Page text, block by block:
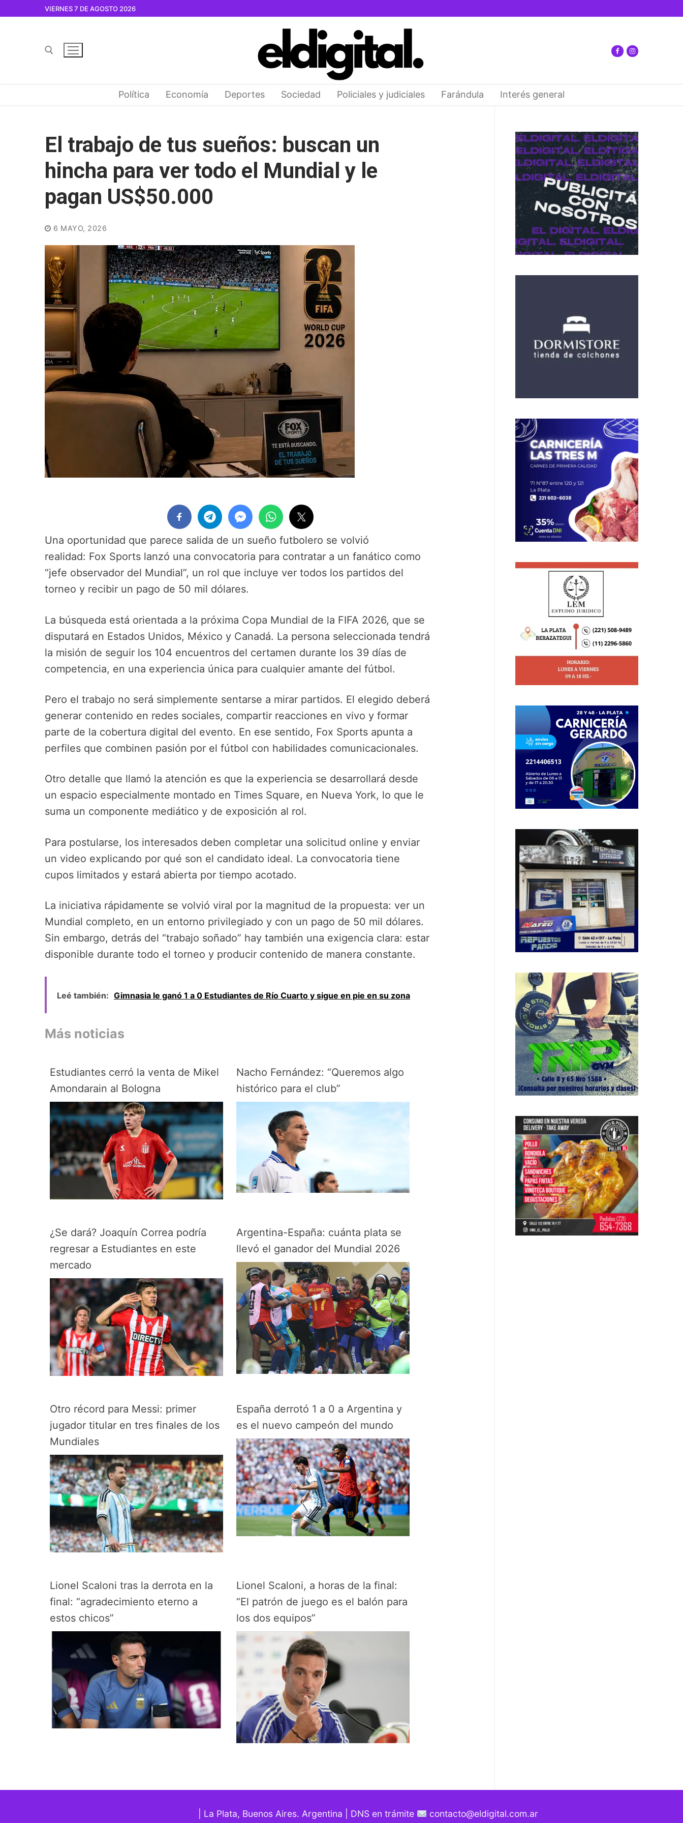
VIERNES 7 DE AGOSTO 2026
Política Economía Deportes Sociedad Policiales y judiciales Farándula Interés general
El trabajo de tus sueños: buscan un
hincha para ver todo el Mundial y le
pagan US$50.000
6 MAYO, 2026
Una oportunidad que parece salida de un sueño futbolero se volvió
realidad: Fox Sports lanzó una convocatoria para contratar a un fanático como
“jefe observador del Mundial”, un rol que incluye ver todos los partidos del
torneo y recibir un pago de 50 mil dólares.
La búsqueda está orientada a la próxima Copa Mundial de la FIFA 2026, que se
disputará en Estados Unidos, México y Canadá. La persona seleccionada tendrá
la misión de seguir los 104 encuentros del certamen durante los 39 días de
competencia, en una experiencia única para cualquier amante del fútbol.
Pero el trabajo no será simplemente sentarse a mirar partidos. El elegido deberá
generar contenido en redes sociales, compartir reacciones en vivo y formar
parte de la cobertura digital del evento. En ese sentido, Fox Sports apunta a
perfiles que combinen pasión por el fútbol con habilidades comunicacionales.
Otro detalle que llamó la atención es que la experiencia se desarrollará desde
un espacio especialmente montado en Times Square, en Nueva York, lo que le
suma un componente mediático y de exposición al rol.
Para postularse, los interesados deben completar una solicitud online y enviar
un video explicando por qué son el candidato ideal. La convocatoria tiene
cupos limitados y estará abierta por tiempo acotado.
La iniciativa rápidamente se volvió viral por la magnitud de la propuesta: ver un
Mundial completo, en un entorno privilegiado y con un pago de 50 mil dólares.
Sin embargo, detrás del “trabajo soñado” hay también una exigencia clara: estar
disponible durante todo el torneo y producir contenido de manera constante.
Leé también: Gimnasia le ganó 1 a 0 Estudiantes de Río Cuarto y sigue en pie en su zona
Más noticias
Estudiantes cerró la venta de Mikel
Amondarain al Bologna
Nacho Fernández: “Queremos algo
histórico para el club”
¿Se dará? Joaquín Correa podría
regresar a Estudiantes en este
mercado
Argentina-España: cuánta plata se
llevó el ganador del Mundial 2026
Otro récord para Messi: primer
jugador titular en tres finales de los
Mundiales
España derrotó 1 a 0 a Argentina y
es el nuevo campeón del mundo
Lionel Scaloni tras la derrota en la
final: “agradecimiento eterno a
estos chicos”
Lionel Scaloni, a horas de la final:
“El patrón de juego es el balón para
los dos equipos”
| La Plata, Buenos Aires. Argentina | DNS en trámite contacto@eldigital.com.ar